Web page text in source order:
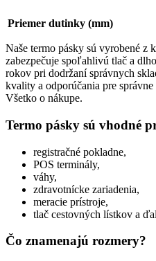
Priemer dutinky (mm)
Naše termo pásky sú vyrobené z
zabezpečuje spoľahlivú tlač a
rokov pri dodržaní správnych
kvality a odporúčania pre
Všetko o nákupe.
Termo pásky sú vhodné
registračné pokladne,
POS terminály,
váhy,
zdravotnícke zariadenia,
meracie prístroje,
tlač cestovných lístkov a
Čo znamenajú rozmery?